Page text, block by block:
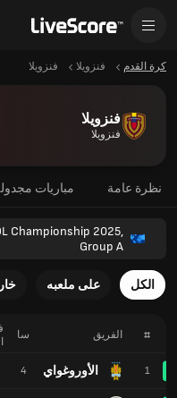
كرة القدم فنزويلا فنزويلا
فنزويلا
فنزويلا
نظرة عامة مباريات
Championship 2025,
Group A
الكل على ملعبه
# الفريق
1 الأوروغواي
سا
4